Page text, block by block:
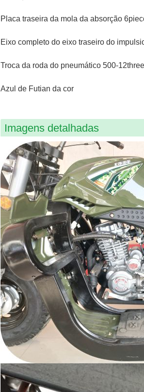
Placa traseira da mola da absorção
Eixo completo do eixo traseiro do
Troca da roda do pneumático 500-12three
Azul de Futian da cor
Imagens detalhadas